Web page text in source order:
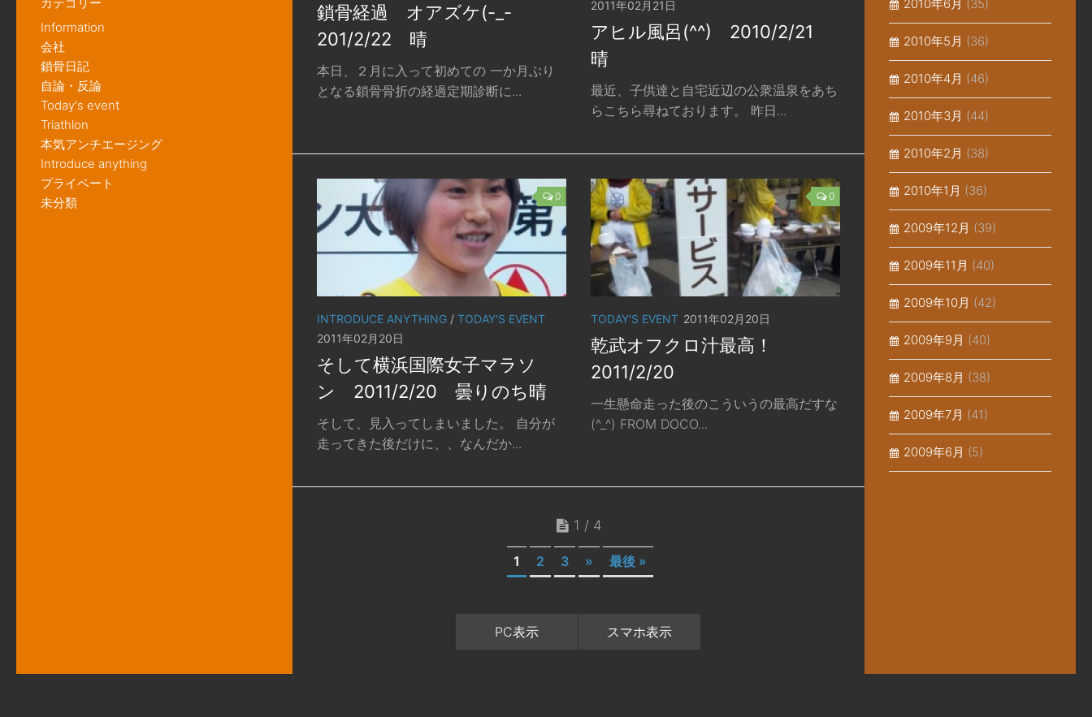
鎖骨経過 オアズケ(-_-
201/2/22 晴
本日、２月に入って初めての 一か月ぶり
となる鎖骨骨折の経過定期診断に...
2011年02月21日
アヒル風呂(^^) 2010/2/21
晴
最近、子供達と自宅近辺の公衆温泉をあち
らこちら尋ねております。 昨日...
0
INTRODUCE ANYTHING / TODAY'S EVENT
2011年02月20日
そして横浜国際女子マラソ
ン 2011/2/20 曇りのち晴
そして、見入ってしまいました。 自分が
走ってきた後だけに、、なんだか...
0
TODAY'S EVENT 2011年02月20日
乾武オフクロ汁最高！
2011/2/20
一生懸命走った後のこういうの最高だすな
(^_^) FROM DOCO...
1 / 4
1 2 3 » 最後 »
Information
会社
鎖骨日記
自論・反論
Today's event
Triathlon
本気アンチエージング
Introduce anything
プライベート
未分類
2010年6月 (35)
2010年5月 (36)
2010年4月 (46)
2010年3月 (44)
2010年2月 (38)
2010年1月 (36)
2009年12月 (39)
2009年11月 (40)
2009年10月 (42)
2009年9月 (40)
2009年8月 (38)
2009年7月 (41)
2009年6月 (5)
PC表示 スマホ表示